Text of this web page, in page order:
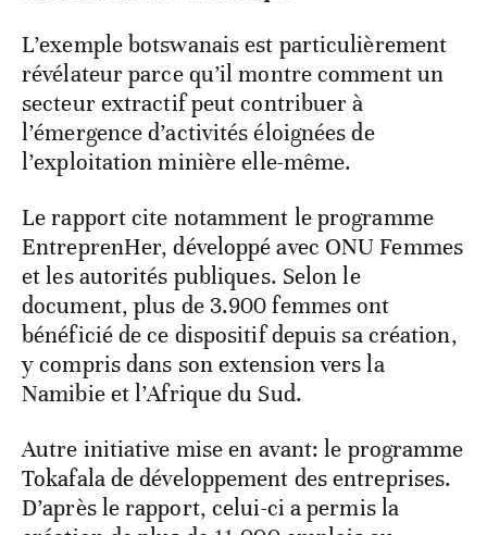
L’exemple botswanais est particulièrement
révélateur parce qu’il montre comment un
secteur extractif peut contribuer à
l’émergence d’activités éloignées de
l’exploitation minière elle-même.
Le rapport cite notamment le programme
EntreprenHer, développé avec ONU Femmes
et les autorités publiques. Selon le
document, plus de 3.900 femmes ont
bénéficié de ce dispositif depuis sa création,
y compris dans son extension vers la
Namibie et l’Afrique du Sud.
Autre initiative mise en avant: le programme
Tokafala de développement des entreprises.
D’après le rapport, celui-ci a permis la